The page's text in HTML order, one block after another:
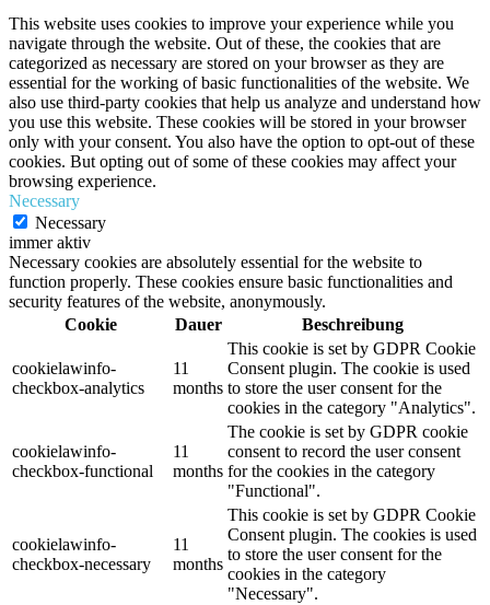
This website uses cookies to improve your experience while you
navigate through the website. Out of these, the cookies that are
categorized as necessary are stored on your browser as they are
essential for the working of basic functionalities of the website. We
also use third-party cookies that help us analyze and understand how
you use this website. These cookies will be stored in your browser
only with your consent. You also have the option to opt-out of these
cookies. But opting out of some of these cookies may affect your
browsing experience.
Necessary
Necessary
immer aktiv
Necessary cookies are absolutely essential for the website to
function properly. These cookies ensure basic functionalities and
security features of the website, anonymously.
Cookie
Dauer Beschreibung
cookielawinfo-
checkbox-analytics
11
months
This cookie is set by GDPR Cookie
Consent plugin. The cookie is used
to store the user consent for the
cookies in the category "Analytics".
cookielawinfo-
checkbox-functional
11
months
The cookie is set by GDPR cookie
consent to record the user consent
for the cookies in the category
"Functional".
cookielawinfo-
checkbox-necessary
11
months
This cookie is set by GDPR Cookie
Consent plugin. The cookies is used
to store the user consent for the
cookies in the category
"Necessary".